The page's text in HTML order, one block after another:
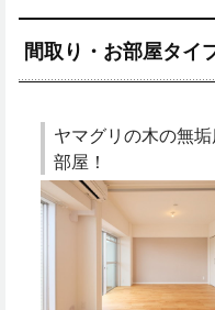
間取り・お部屋タイ
ヤマグリの木の無
部屋！